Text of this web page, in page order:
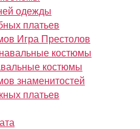
одежды
платьев
Игра Престолов
костюмы
костюмы
знаменитостей
платьев